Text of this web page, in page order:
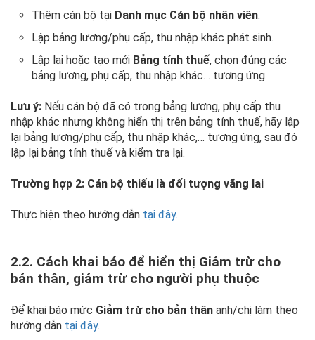
Thêm cán bộ tại Danh mục Cán bộ nhân viên.
Lập bảng lương/phụ cấp, thu nhập khác phát sinh.
Lập lại hoặc tạo mới Bảng tính thuế, chọn đúng các
bảng lương, phụ cấp, thu nhập khác… tương ứng.
Lưu ý: Nếu cán bộ đã có trong bảng lương, phụ cấp thu
nhập khác nhưng không hiển thị trên bảng tính thuế, hãy lập
lại bảng lương/phụ cấp, thu nhập khác,… tương ứng, sau đó
lập lại bảng tính thuế và kiểm tra lại.
Trường hợp 2: Cán bộ thiếu là đối tượng vãng lai
Thực hiện theo hướng dẫn tại đây.
2.2. Cách khai báo để hiển thị Giảm trừ cho
bản thân, giảm trừ cho người phụ thuộc
Để khai báo mức Giảm trừ cho bản thân anh/chị làm theo
hướng dẫn tại đây.